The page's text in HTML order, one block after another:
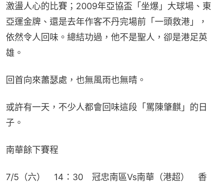
激盪人心的比賽；2009年亞協盃「坐爆」大球場、東
亞運金牌、還是去年作客不丹完場前「一頭救港」，
依然令人回味。總結功過，他不是聖人，卻是港足英
雄。
回首向來蕭瑟處，也無風雨也無晴。
或許有一天，不少人都會回味這段「罵陳肇麒」的日
子。
南華餘下賽程
7/5（六）　14：30　冠忠南區Vs南華（港超）　香